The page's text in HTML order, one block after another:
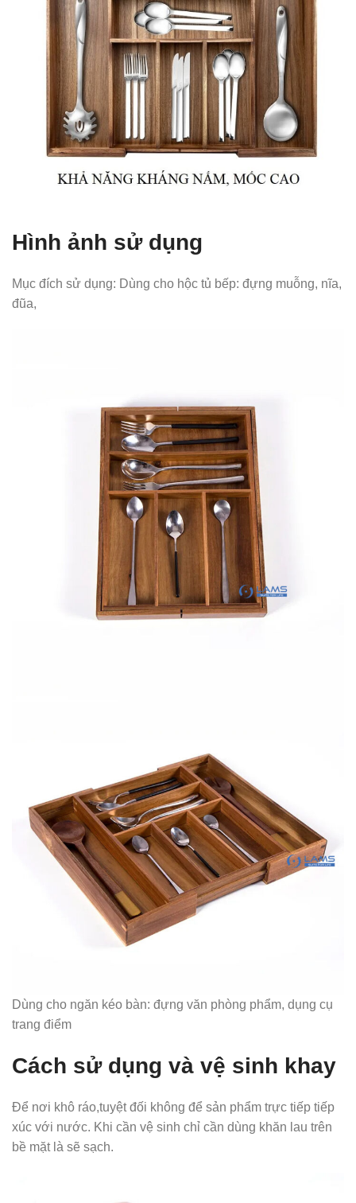
Hình ảnh sử dụng
Mục đích sử dụng: Dùng cho hộc tủ bếp: đựng muỗng, nĩa,
đũa,
Dùng cho ngăn kéo bàn: đựng văn phòng phẩm, dụng cụ
trang điểm
Cách sử dụng và vệ sinh khay
Để nơi khô ráo,tuyệt đối không để sản phẩm trực tiếp tiếp
xúc với nước. Khi cần vệ sinh chỉ cần dùng khăn lau trên
bề mặt là sẽ sạch.